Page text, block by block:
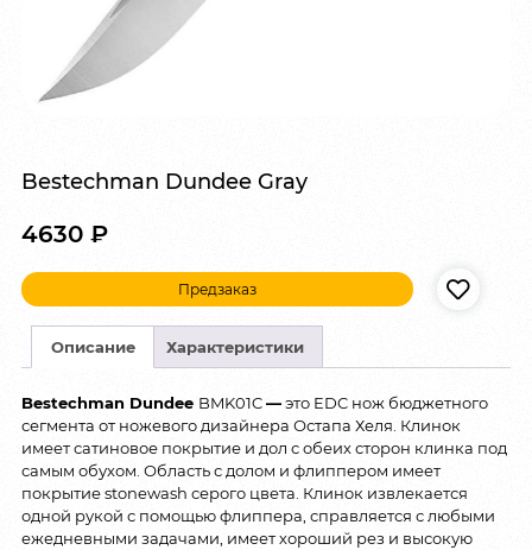
Bestechman Dundee Gray
4630 ₽
Предзаказ
Описание Характеристики
Bestechman Dundee BMK01C—это EDC нож бюджетного
сегмента от ножевого дизайнера Остапа Хеля. Клинок
имеет сатиновое покрытие и дол с обеих сторон клинка под
самым обухом. Область с долом и флиппером имеет
покрытие stonewash серого цвета. Клинок извлекается
одной рукой с помощью флиппера, справляется с любыми
ежедневными задачами, имеет хороший рез и высокую